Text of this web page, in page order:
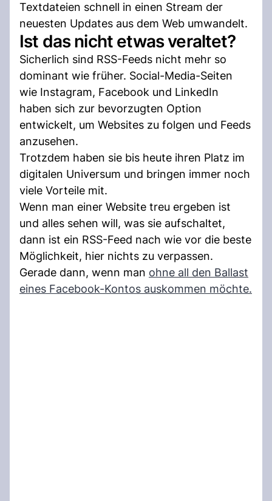
Textdateien schnell in einen Stream der
neuesten Updates aus dem Web umwandelt.
Ist das nicht etwas veraltet?
Sicherlich sind RSS-Feeds nicht mehr so
dominant wie früher. Social-Media-Seiten
wie Instagram, Facebook und LinkedIn
haben sich zur bevorzugten Option
entwickelt, um Websites zu folgen und Feeds
anzusehen.
Trotzdem haben sie bis heute ihren Platz im
digitalen Universum und bringen immer noch
viele Vorteile mit.
Wenn man einer Website treu ergeben ist
und alles sehen will, was sie aufschaltet,
dann ist ein RSS-Feed nach wie vor die beste
Möglichkeit, hier nichts zu verpassen.
Gerade dann, wenn man ohne all den Ballast
eines Facebook-Kontos auskommen möchte.